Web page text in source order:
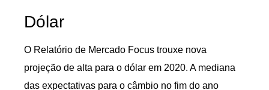
Dólar
O Relatório de Mercado Focus trouxe nova
projeção de alta para o dólar em 2020. A mediana
das expectativas para o câmbio no fim do ano